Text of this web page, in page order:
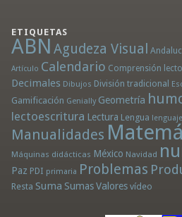
ETIQUETAS
ABN Agudeza Visual
Artículo Calendario Comprensión
Decimales Dibujos División tradicional
Gamificación Genially Geometría
lectoescritura Lectura Lengua lenguaje
Manualidades
Máquinas didácticas México Navidad
Paz PDI primaria Problemas
Resta Suma Sumas Valores vídeo